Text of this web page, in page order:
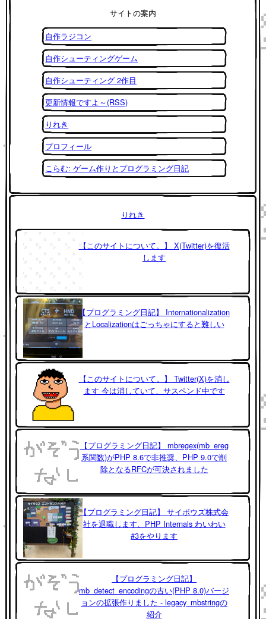
サイトの案内
自作ラジコン
自作シューティングゲーム
自作シューティング 2作目
更新情報ですよ～(RSS)
りれき
プロフィール
こらむ: ゲーム作りとプログラミング日記
りれき
【このサイトについて。】 X(Twitter)を復活
します
【プログラミング日記】 Internationalization
とLocalizationはごっちゃにすると難しい
【このサイトについて。】 Twitter(X)を消し
ます 今は消していて、サスペンド中です
【プログラミング日記】 mbregex(mb_ereg
系関数)がPHP 8.6で非推奨、PHP 9.0で削
除となるRFCが可決されました
【プログラミング日記】 サイボウズ株式会
社を退職します、PHP Internals わいわい
#3をやります
【プログラミング日記】
mb_detect_encodingの古い(PHP 8.0)バージ
ョンの拡張作りました - legacy_mbstringの
紹介